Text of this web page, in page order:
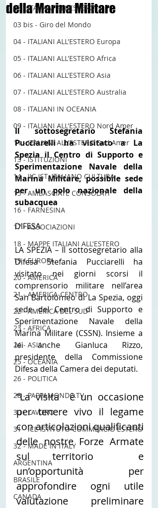
03 - ITALIANI ALL'ESTERO
03 bis - Giro del Mondo
04 - ITALIANI ALL'ESTERO Europa
05 - ITALIANI ALL'ESTERO Africa
06 - ITALIANI ALL'ESTERO Asia
07 - ITALIANI ALL'ESTERO Australia
08 - ITALIANI IN OCEANIA
09 - ITALIANI ALL'ESTERO Nord Amer
11 - ITALIANI ALL'ESTERO Sud Amer
13 - ISTITUZIONI
14 - IIC IST. ITALIANO CULTURA
15 - AMBASCIATE CONSOLATI
16 - FARNESINA
17 - ASSOCIAZIONI
18 - MAPPE ITALIANI ALL'ESTERO
19 - EUROPA
20 - AMERICA
21 - AMERICA-CENTRO
22 - AMERICA DEL SUD
23 - AFRICA
24 - ASIA
25 - OCEANIA
26 - POLITICA
28 - PAPPAMONDO.TV
30 - LAVORO
31 - ICE ISTITUTO COMMERCIO ESTERO
32 - MADE IN ITALY
ARGENTINA
BRASILE
CANADA
della Marina Militare
Il sottosegretario Stefania
Pucciarelli ha visitato a La
Spezia il Centro di Supporto e
Sperimentazione Navale della
Marina Militare, possibile sede
per un polo nazionale della
subacquea
DIFESA
LA SPEZIA – Il sottosegretario alla
Difesa Stefania Pucciarelli ha
visitato nei giorni scorsi il
comprensorio militare nell’area
San Bartolomeo di La Spezia, oggi
sede del Centro di Supporto e
Sperimentazione Navale della
Marina Militare (CSSN). Insieme a
lei anche Gianluca Rizzo,
presidente della Commissione
Difesa della Camera dei deputati.
“La visita  è un occasione
per tenere vivo il legame
con articolazioni qualificanti
delle nostre Forze Armate
sul territorio  e
un’opportunità per
approfondire ogni utile
valutazione preliminare